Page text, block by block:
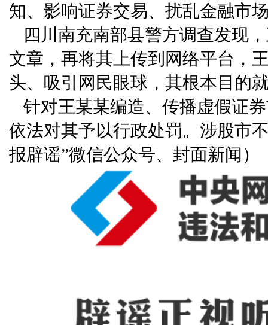
知、影响证券交易、扰乱金融市
四川南充南部县警方调查发现
文章，再将其上传到网络平台，
头、吸引网民眼球，其根本目的
针对王某某编造、传播虚假证
依法对其予以行政处罚。涉股市
报辟谣”微信公众号、封面新闻）